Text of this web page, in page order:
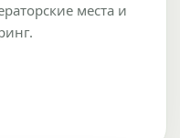
места и